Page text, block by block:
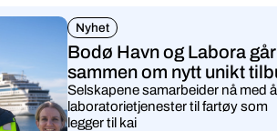
Nyhet
Bodø Havn og Labora går
sammen om nytt unikt
Selskapene samarbeider nå med
laboratorietjenester til fartøy som
legger til kai